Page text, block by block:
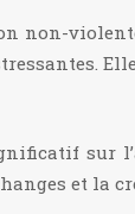
sur
et la